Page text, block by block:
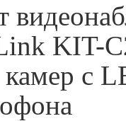
KIT-
с